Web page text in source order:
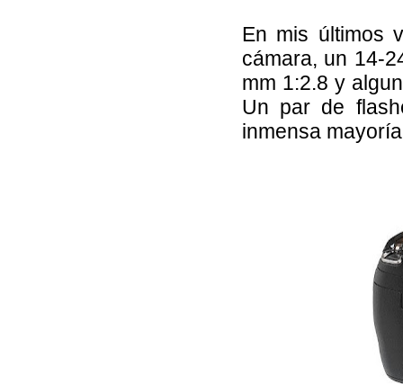
En mis últimos
cámara, un 14-
mm 1:2.8 y
Un par de
inmensa